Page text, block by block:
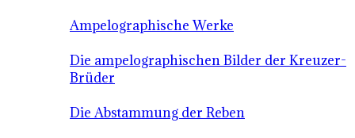
Ampelographische Werke
Die ampelographischen Bilder der Kreuzer-
Brüder
Die Abstammung der Reben